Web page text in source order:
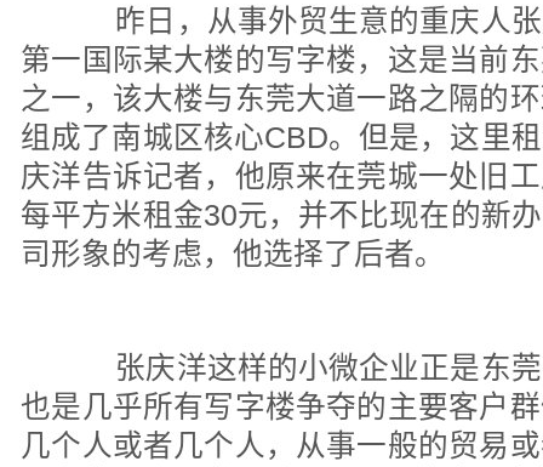
昨日，从事外贸生意的重庆人张
第一国际某大楼的写字楼，这是当前
之一，该大楼与东莞大道一路之隔的
组成了南城区核心CBD。但是，这里
庆洋告诉记者，他原来在莞城一处旧
每平方米租金30元，并不比现在的新
司形象的考虑，他选择了后者。
张庆洋这样的小微企业正是东莞
也是几乎所有写字楼争夺的主要客户
几个人或者几个人，从事一般的贸易